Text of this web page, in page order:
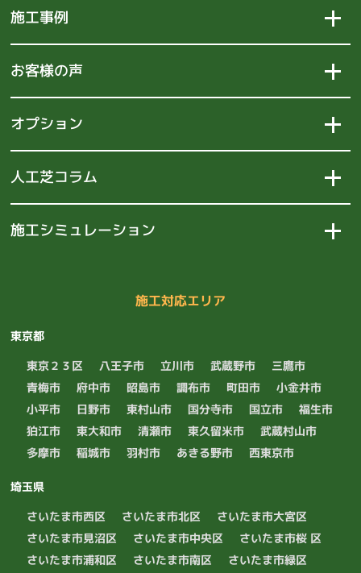
施工事例
お客様の声
オプション
人工芝コラム
施工シミュレーション
施工対応エリア
東京都
東京２３区
八王子市 立川市 武蔵野市
三鷹市
青梅市
府中市 昭島市 調布市 町田市
小金井市
小平市
日野市 東村山市 国分寺市 国立市
福生市
狛江市
東大和市 清瀬市 東久留米市
武蔵村山市
多摩市
稲城市 羽村市 あきる野市 西東京市
埼玉県
さいたま市西区
さいたま市北区
さいたま市大宮区
さいたま市見沼区
さいたま市中央区
さいたま市桜 区
さいたま市浦和区
さいたま市南区
さいたま市緑区